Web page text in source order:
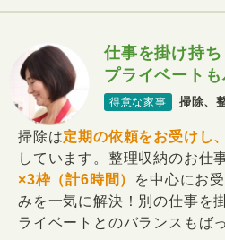
仕事を掛け持ち
プライベート
得意な家事 掃除、
掃除は定期の依頼をお受けし
しています。整理収納のお仕
×3枠（計6時間）
を中心にお
みを一気に解決！別の仕事を
ライベートとのバランスもば